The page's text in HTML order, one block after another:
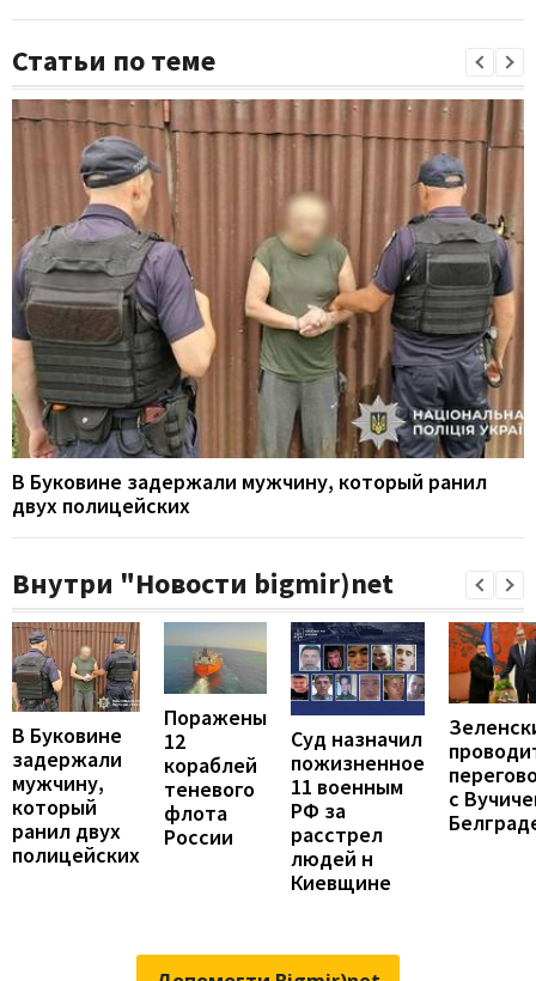
Статьи по теме
В Буковине задержали мужчину, который ранил
двух полицейских
Внутри "Новости bigmir)net
В Буковине
задержали
мужчину,
который
ранил двух
полицейских
Поражены
12
кораблей
теневого
флота
России
Суд назначил
пожизненное
11 военным
РФ за
расстрел
людей н
Киевщине
с